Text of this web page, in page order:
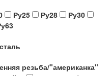
Ру25 Ру28
Ру30
сталь
резьба/"американка"